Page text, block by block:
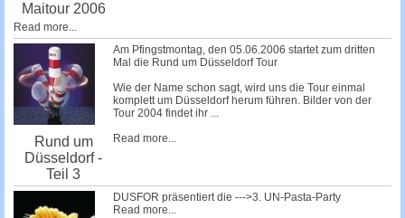
Maitour 2006
Read more...
Rund um
Düsseldorf -
Teil 3
Am Pfingstmontag, den 05.06.2006 startet zum dritten
Mal die Rund um Düsseldorf Tour
Wie der Name schon sagt, wird uns die Tour einmal
komplett um Düsseldorf herum führen. Bilder von der
Tour 2004 findet ihr ...
Read more...
DUSFOR präsentiert die --->3. UN-Pasta-Party
Read more...